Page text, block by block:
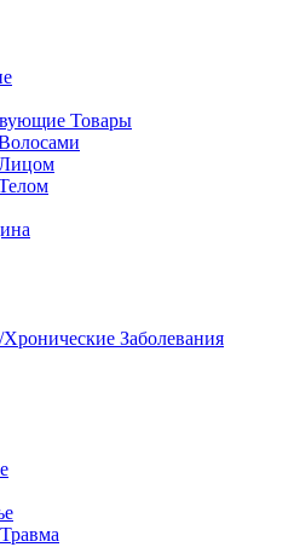
Товары
Лицом
Заболевания